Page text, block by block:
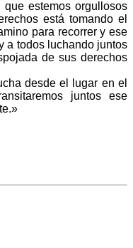
estemos orgullosos
está tomando el
para recorrer y ese
a todos luchando juntos
de sus derechos
desde el lugar en el
juntos ese